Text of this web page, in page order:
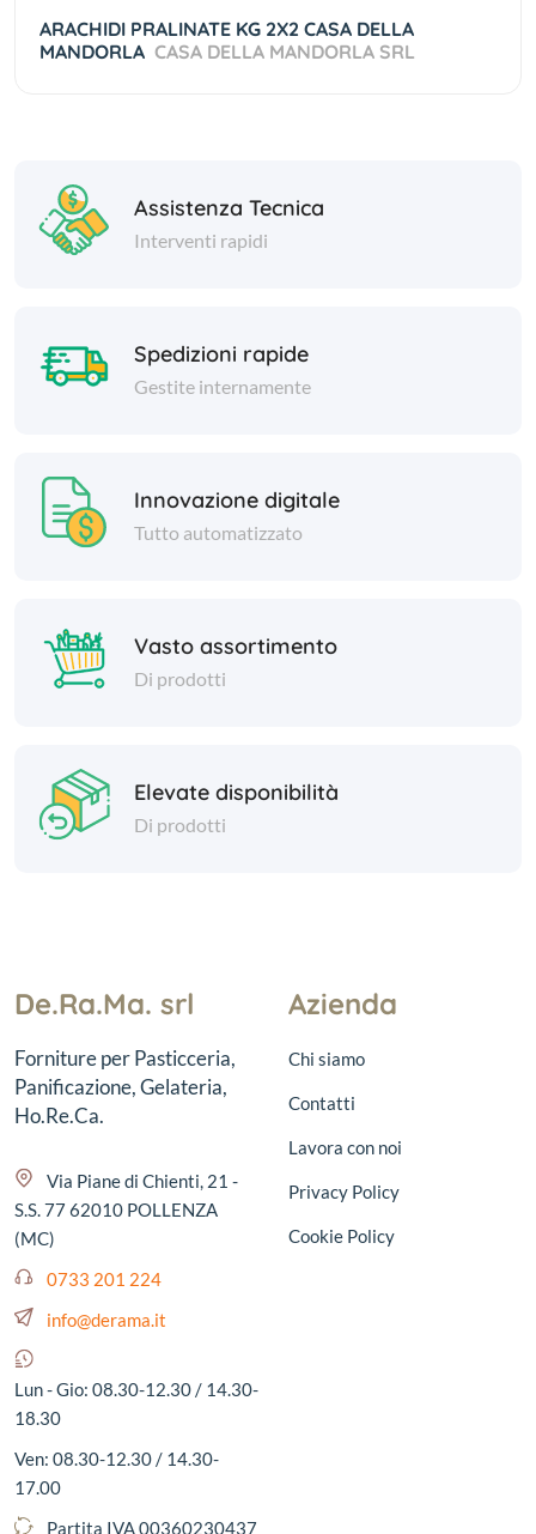
ARACHIDI PRALINATE KG 2X2 CASA DELLA
MANDORLA CASA DELLA MANDORLA SRL
Assistenza Tecnica
Interventi rapidi
Spedizioni rapide
Gestite internamente
Innovazione digitale
Tutto automatizzato
Vasto assortimento
Di prodotti
Elevate disponibilità
Di prodotti
De.Ra.Ma. srl
Forniture per Pasticceria,
Panificazione, Gelateria,
Ho.Re.Ca.
Via Piane di Chienti, 21 -
S.S. 77 62010 POLLENZA
(MC)
0733 201 224
info@derama.it
Lun - Gio: 08.30-12.30 / 14.30-
18.30
Ven: 08.30-12.30 / 14.30-
17.00
Partita IVA 00360230437
Azienda
Chi siamo
Contatti
Lavora con noi
Privacy Policy
Cookie Policy